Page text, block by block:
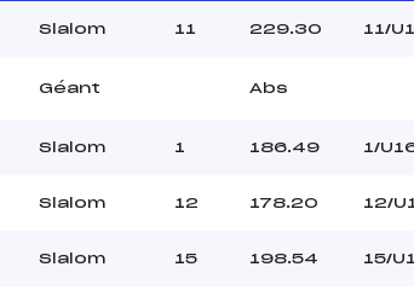
Slalom 11 229.30 11/
Géant Abs
Slalom 1 186.49 1/
Slalom 12 178.20 12/
Slalom 15 198.54 15/